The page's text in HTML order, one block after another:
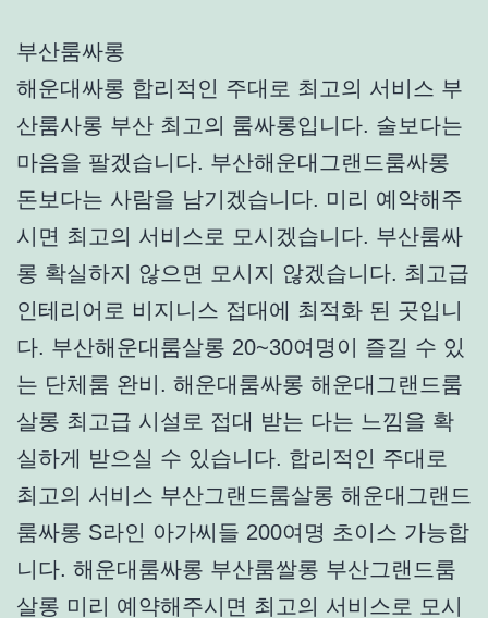
부산룸싸롱
해운대싸롱 합리적인 주대로 최고의 서비스 부
산룸사롱 부산 최고의 룸싸롱입니다. 술보다는
마음을 팔겠습니다. 부산해운대그랜드룸싸롱
돈보다는 사람을 남기겠습니다. 미리 예약해주
시면 최고의 서비스로 모시겠습니다. 부산룸싸
롱 확실하지 않으면 모시지 않겠습니다. 최고급
인테리어로 비지니스 접대에 최적화 된 곳입니
다. 부산해운대룸살롱 20~30여명이 즐길 수 있
는 단체룸 완비. 해운대룸싸롱 해운대그랜드룸
살롱 최고급 시설로 접대 받는 다는 느낌을 확
실하게 받으실 수 있습니다. 합리적인 주대로
최고의 서비스 부산그랜드룸살롱 해운대그랜드
룸싸롱 S라인 아가씨들 200여명 초이스 가능합
니다. 해운대룸싸롱 부산룸쌀롱 부산그랜드룸
살롱 미리 예약해주시면 최고의 서비스로 모시